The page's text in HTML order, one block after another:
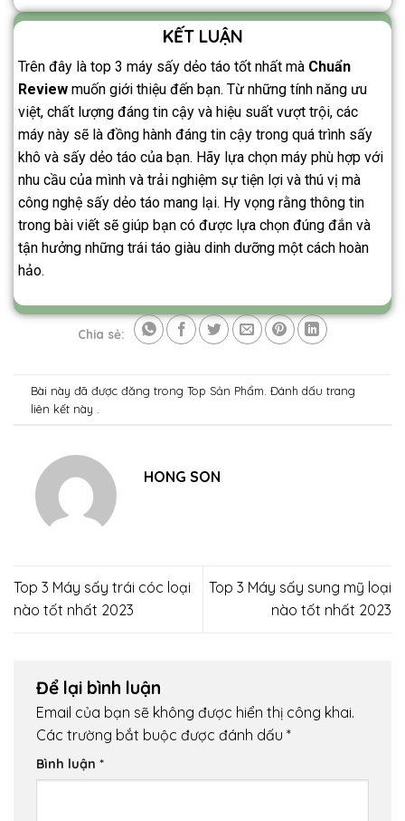
KẾT LUẬN
Trên đây là top 3 máy sấy dẻo táo tốt nhất mà Chuẩn
Review muốn giới thiệu đến bạn. Từ những tính năng ưu
việt, chất lượng đáng tin cậy và hiệu suất vượt trội, các
máy này sẽ là đồng hành đáng tin cậy trong quá trình sấy
khô và sấy dẻo táo của bạn. Hãy lựa chọn máy phù hợp với
nhu cầu của mình và trải nghiệm sự tiện lợi và thú vị mà
công nghệ sấy dẻo táo mang lại. Hy vọng rằng thông tin
trong bài viết sẽ giúp bạn có được lựa chọn đúng đắn và
tận hưởng những trái táo giàu dinh dưỡng một cách hoàn
hảo.
Chia sẻ:
Bài này đã được đăng trongTop Sản Phẩm . Đánh dấu trang
liên kết này .
HONG SON
Top 3 Máy sấy trái cóc loại
nào tốt nhất 2023
Top 3 Máy sấy sung mỹ loại
nào tốt nhất 2023
Để lại bình luận
Email của bạn sẽ không được hiển thị công khai.
Các trường bắt buộc được đánh dấu *
Bình luận *